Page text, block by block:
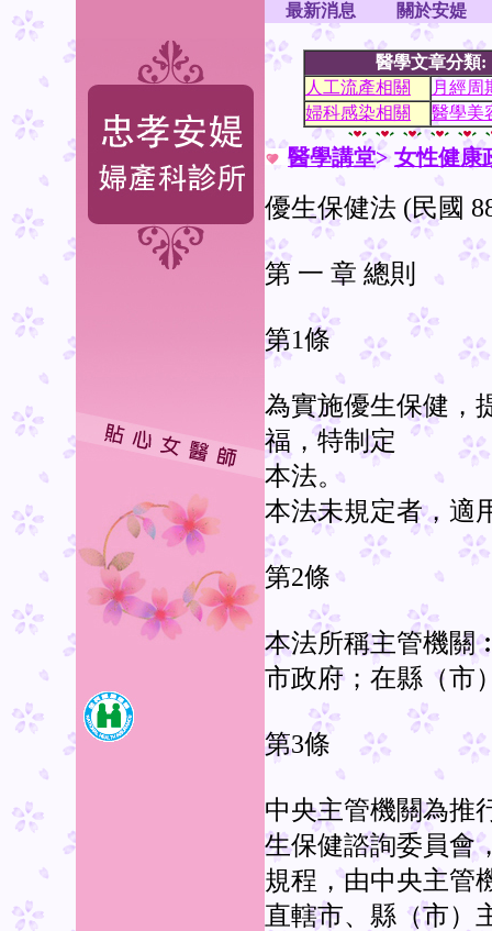
最新消息 關於安媞
醫學文章分類:
人工流產相關
月經周
婦科感染相關
醫學美
醫學講堂> 女性健康
優生保健法 (民國
第 一 章 總則
第1條
為實施優生保健，
福，特制定
本法。
本法未規定者，適
第2條
本法所稱主管機關
市政府；在縣（市
第3條
中央主管機關為推
生保健諮詢委員會
規程，由中央主管
直轄市、縣（市）